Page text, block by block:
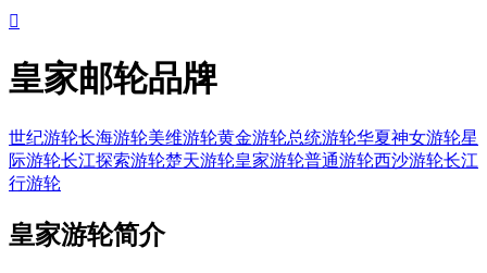

皇家邮轮品牌
世纪游轮长海游轮美维游轮黄金游轮总统游轮华夏神女游轮星
际游轮长江探索游轮楚天游轮皇家游轮普通游轮西沙游轮长江
行游轮
皇家游轮简介